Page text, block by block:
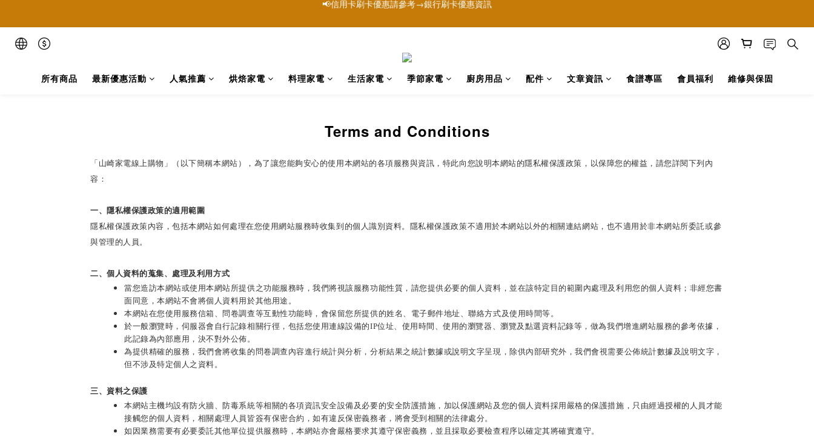
所有商品 最新優惠活動 人氣推薦 烘焙家電 料理家電 生活家電 季節家電 廚房用品 配件 文章資訊 食譜專區 會員福利 維修與保固
Terms and Conditions
「山崎家電線上購物 」（以下簡稱本網站），為了讓您能夠安心的使用本網站的各項服務與資訊，特此向您說明本網站的隱私權保護政策，以保障您的權益，請您詳閱下列內
容：
一、隱私權保護政策的適用範圍
隱私權保護政策內容，包括本網站如何處理在您使用網站服務時收集到的個人識別資料。隱私權保護政策不適用於本網站以外的相關連結網站，也不適用於非本網站所委託或參
與管理的人員。
二、個人資料的蒐集、處理及利用方式
當您造訪本網站或使用本網站所提供之功能服務時，我們將視該服務功能性質，請您提供必要的個人資料，並在該特定目的範圍內處理及利用您的個人資料；非經您書
面同意，本網站不會將個人資料用於其他用途。
本網站在您使用服務信箱、問卷調查等互動性功能時，會保留您所提供的姓名、電子郵件地址、聯絡方式及使用時間等。
於一般瀏覽時，伺服器會自行記錄相關行徑，包括您使用連線設備的IP位址、使用時間、使用的瀏覽器、瀏覽及點選資料記錄等，做為我們增進網站服務的參考依據，
此記錄為內部應用，決不對外公佈。
為提供精確的服務，我們會將收集的問卷調查內容進行統計與分析，分析結果之統計數據或說明文字呈現，除供內部研究外，我們會視需要公佈統計數據及說明文字，
但不涉及特定個人之資料。
三、資料之保護
本網站主機均設有防火牆、防毒系統等相關的各項資訊安全設備及必要的安全防護措施，加以保護網站及您的個人資料採用嚴格的保護措施，只由經過授權的人員才能
接觸您的個人資料，相關處理人員皆簽有保密合約，如有違反保密義務者，將會受到相關的法律處分。
如因業務需要有必要委託其他單位提供服務時，本網站亦會嚴格要求其遵守保密義務，並且採取必要檢查程序以確定其將確實遵守。